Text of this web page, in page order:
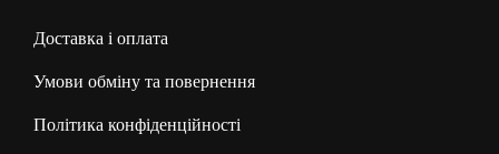
Доставка і оплата
Умови обміну та повернення
Політика конфіденційності